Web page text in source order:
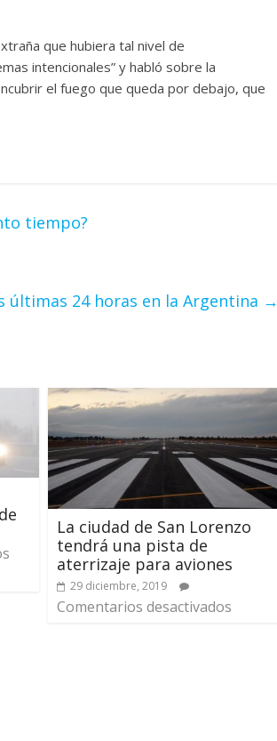
que hubiera tal nivel de
intencionales” y habló sobre la
el fuego que queda por debajo, que
tiempo?
últimas 24 horas en la Argentina →
La ciudad de San Lorenzo
tendrá una pista de
aterrizaje para aviones
29 diciembre, 2019
Comentarios desactivados